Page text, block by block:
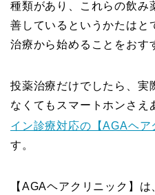
種類があり、これらの飲み
善しているというかたはと
治療から始めることをおす
投薬治療だけでしたら、実
なくてもスマートホンさえ
イン診療対応の【AGAヘア
す。
【AGAヘアクリニック】